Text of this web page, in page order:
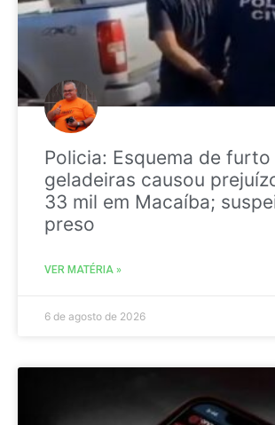
Policia: Esquema de furto
geladeiras causou
33 mil em Macaíba;
preso
VER MATÉRIA »
6 de agosto de 2026